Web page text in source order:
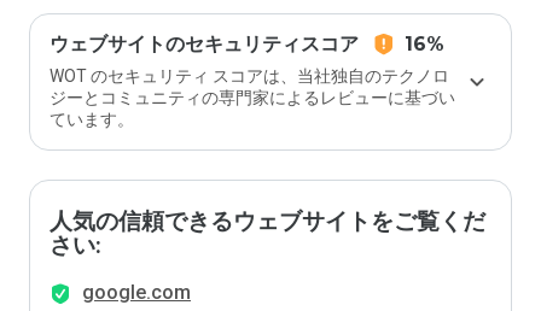
ウェブサイトのセキュリティスコア 16%
WOT のセキュリティ スコアは、当社独自のテクノロ
ジーとコミュニティの専門家によるレビューに基づい
ています。
人気の信頼できるウェブサイトをご覧くだ
さい:
google.com
価し
ます
か？